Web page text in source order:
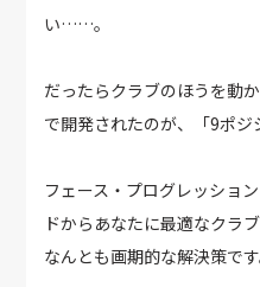
い……。
だったらクラブのほうを動
で開発されたのが、「9ポジ
フェース・プログレッショ
ドからあなたに最適なクラ
なんとも画期的な解決策です